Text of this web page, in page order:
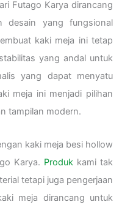
Futago Karya dirancang
desain yang fungsional
kaki meja ini tetap
yang andal untuk
yang dapat menyatu
meja ini menjadi pilihan
tampilan modern.
kaki meja besi hollow
Karya. Produk kami tak
tetapi juga pengerjaan
meja dirancang untuk